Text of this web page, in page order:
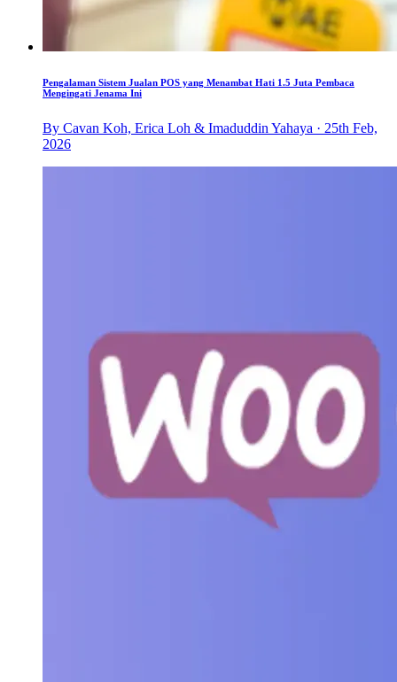
Pengalaman Sistem Jualan POS yang Menambat Hati 1.5 Juta Pembaca
Mengingati Jenama Ini
By Cavan Koh, Erica Loh & Imaduddin Yahaya · 25th Feb,
2026